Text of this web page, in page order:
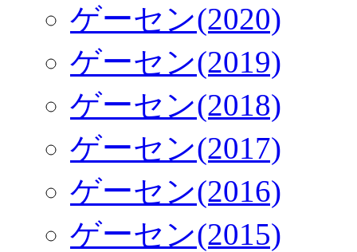
ゲーセン(2020)
ゲーセン(2019)
ゲーセン(2018)
ゲーセン(2017)
ゲーセン(2016)
ゲーセン(2015)